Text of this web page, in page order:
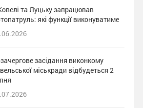
та Луцьку запрацював
які функції виконуватиме
засідання виконкому
міськради відбудеться 2